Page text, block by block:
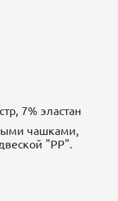
7% эластан
чашками,
"РР".